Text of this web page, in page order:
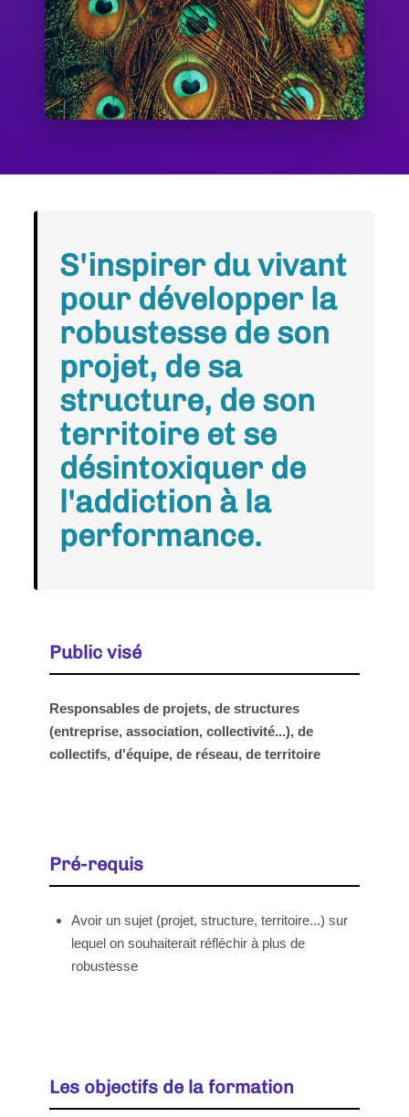
S'inspirer du vivant
pour développer la
robustesse de son
projet, de sa
structure, de son
territoire et se
désintoxiquer de
l'addiction à la
performance.
Public visé
Responsables de projets, de structures
(entreprise, association, collectivité...), de
collectifs, d'équipe, de réseau, de territoire
Pré-requis
Avoir un sujet (projet, structure, territoire...) sur
lequel on souhaiterait réfléchir à plus de
robustesse
Les objectifs de la formation